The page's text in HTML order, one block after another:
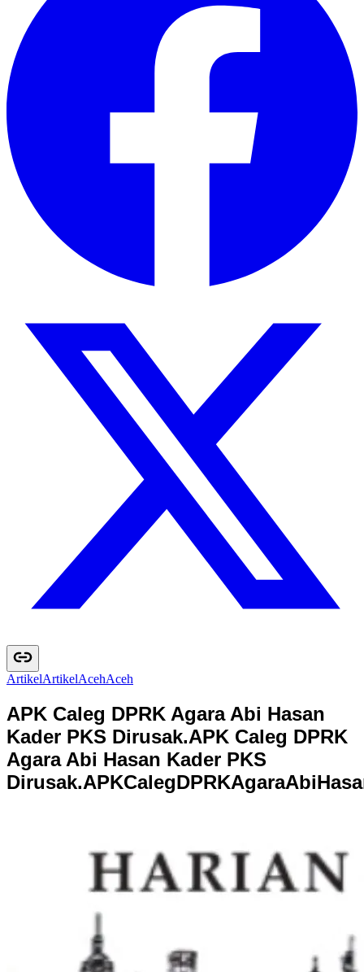
ArtikelArtikelAcehAceh
APK Caleg DPRK Agara Abi Hasan
Kader PKS Dirusak.APK Caleg DPRK
Agara Abi Hasan Kader PKS
Dirusak.APKCalegDPRKAgaraAbiHasa